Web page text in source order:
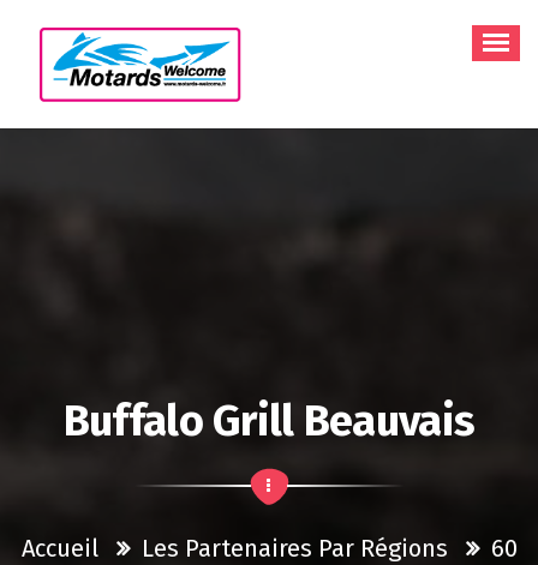
contenu
Buffalo Grill Beauvais
Accueil Les Partenaires Par Régions
60